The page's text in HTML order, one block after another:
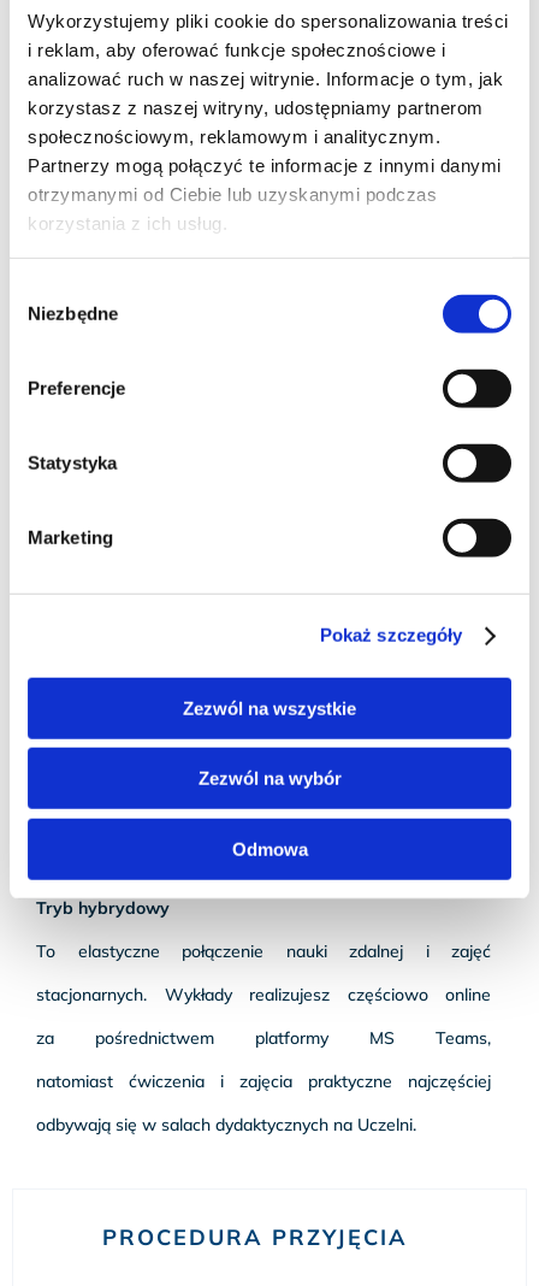
Wykorzystujemy pliki cookie do spersonalizowania treści
i reklam, aby oferować funkcje społecznościowe i
analizować ruch w naszej witrynie. Informacje o tym, jak
korzystasz z naszej witryny, udostępniamy partnerom
społecznościowym, reklamowym i analitycznym.
Partnerzy mogą połączyć te informacje z innymi danymi
otrzymanymi od Ciebie lub uzyskanymi podczas
korzystania z ich usług.
zgody
Niezbędne
Preferencje
Statystyka
Marketing
Pokaż szczegóły
Zezwól na wszystkie
Zezwól na wybór
Odmowa
FORMY STUDIOWANIA: STACJONARNA
LUB NIESTACJONARNA
Tryb stacjonarny
3–4 dni w tygodniu w salach wykładowych, a część zajęć
Tryb niestacjonarny
w weekendy oraz wybrane piątki po południu. Zajęcia
na Uczelni.
JAK MOŻESZ STUDIOWAĆ NA TYM
KIERUNKU?
Tryb hybrydowy
To elastyczne połączenie nauki zdalnej i zajęć
stacjonarnych. Wykłady realizujesz częściowo online
za pośrednictwem platformy MS Teams,
natomiast ćwiczenia i zajęcia praktyczne najczęściej
odbywają się w salach dydaktycznych na Uczelni.
PROCEDURA PRZYJĘCIA